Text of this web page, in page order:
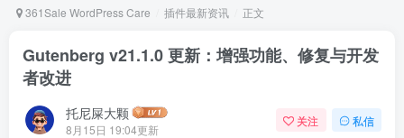
361Sale WordPress Care 插件最新资讯 正文
Gutenberg v21.1.0 更新：增强功能、修复与开发
者改进
托尼屎大颗
8月15日 19:04更新
关注 私信